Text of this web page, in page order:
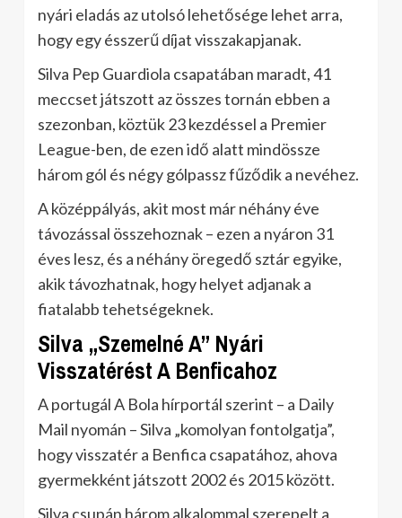
nyári eladás az utolsó lehetősége lehet arra,
hogy egy ésszerű díjat visszakapjanak.
Silva Pep Guardiola csapatában maradt, 41
meccset játszott az összes tornán ebben a
szezonban, köztük 23 kezdéssel a Premier
League-ben, de ezen idő alatt mindössze
három gól és négy gólpassz fűződik a nevéhez.
A középpályás, akit most már néhány éve
távozással összehoznak – ezen a nyáron 31
éves lesz, és a néhány öregedő sztár egyike,
akik távozhatnak, hogy helyet adjanak a
fiatalabb tehetségeknek.
Silva „Szemelné A” Nyári
Visszatérést A Benficahoz
A portugál A Bola hírportál szerint – a Daily
Mail nyomán – Silva „komolyan fontolgatja”,
hogy visszatér a Benfica csapatához, ahova
gyermekként játszott 2002 és 2015 között.
Silva csupán három alkalommal szerepelt a